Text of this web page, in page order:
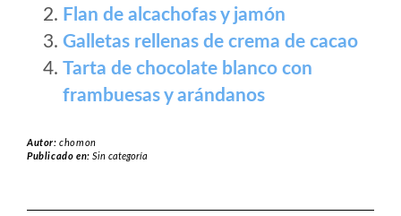
Flan de alcachofas y jamón
Galletas rellenas de crema de cacao
Tarta de chocolate blanco con
frambuesas y arándanos
Autor:chomon
Publicado en:Sin categoría